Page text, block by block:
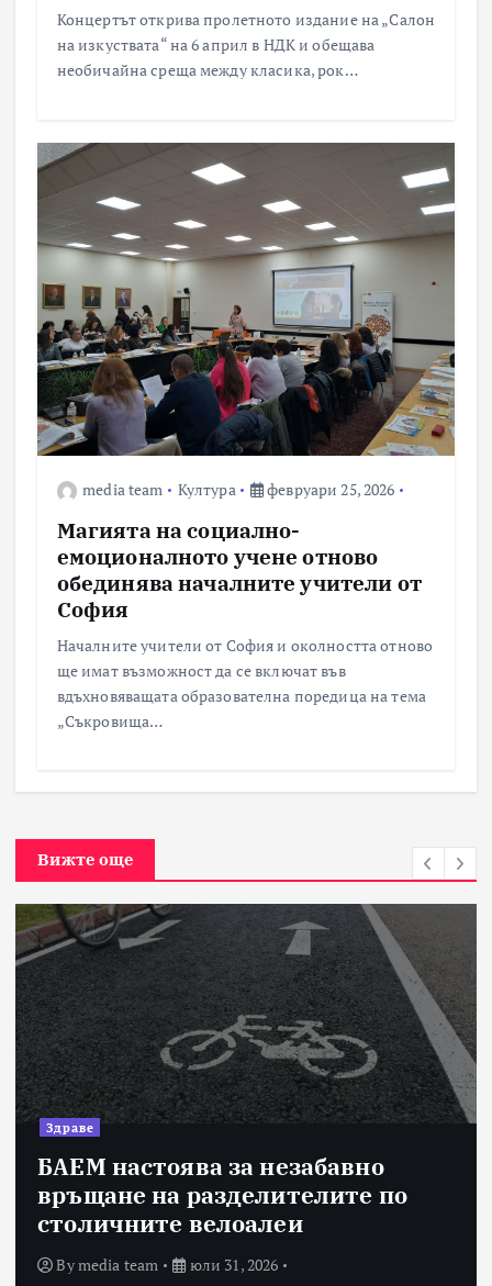
Концертът открива пролетното издание на „Салон
на изкуствата“ на 6 април в НДК и обещава
необичайна среща между класика, рок…
media team Култура февруари 25, 2026
Магията на социално-
емоционалното учене отново
обединява началните учители от
София
Началните учители от София и околността отново
ще имат възможност да се включат във
вдъхновяващата образователна поредица на тема
„Съкровища…
Вижте още
Здраве
БАЕМ настоява за незабавно
връщане на разделителите по
столичните велоалеи
Bymedia team юли 31, 2026